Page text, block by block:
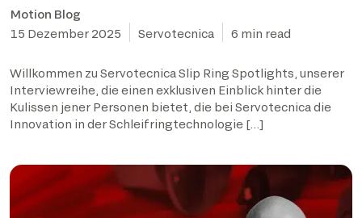
Motion Blog
15 Dezember 2025
Servotecnica 6 min read
Willkommen zu Servotecnica Slip Ring Spotlights, unserer
Interviewreihe, die einen exklusiven Einblick hinter die
Kulissen jener Personen bietet, die bei Servotecnica die
Innovation in der Schleifringtechnologie […]